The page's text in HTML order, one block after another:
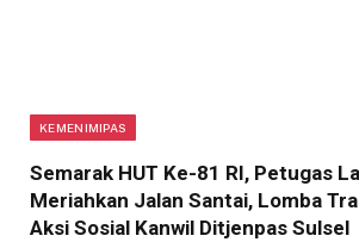
KEMENIMIPAS
Semarak HUT Ke-81 RI, Petugas
Meriahkan Jalan Santai, Lomba
Aksi Sosial Kanwil Ditjenpas Sulsel